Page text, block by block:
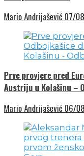
Mario Andrijašević 07/
Prve provjere pred
Austriju u Kolašinu –
Mario Andrijašević 06/